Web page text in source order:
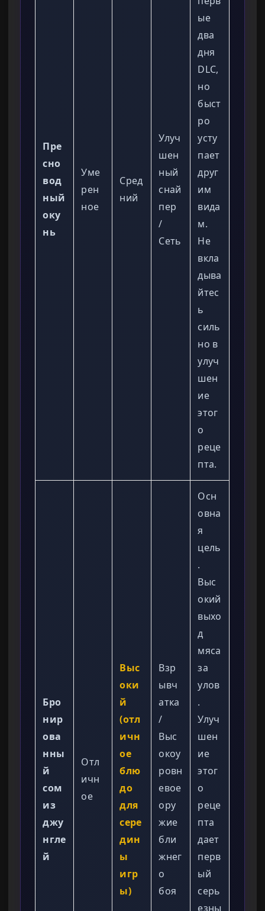
Пре
сно
вод
ный
оку
нь
Уме
рен
ное
Сред
ний
Улуч
шен
ный
снай
пер
/
Сеть
ые
два
дня
DLC,
но
быст
ро
усту
пает
друг
им
вида
м.
Не
вкла
дыва
йтес
ь
силь
но в
улуч
шен
ие
этог
о
реце
пта.
Бро
нир
ова
нны
й
сом
из
джу
нгле
й
Отл
ичн
ое
Выс
оки
й
(отл
ичн
ое
блю
до
для
сере
дин
ы
игр
ы)
Взр
ывч
атка
/
Выс
окоу
ровн
евое
ору
жие
бли
жнег
о
боя
Осн
овна
я
цель
.
Выс
окий
выхо
д
мяса
за
улов
.
Улуч
шен
ие
этог
о
реце
пта
дает
перв
ый
серь
езны